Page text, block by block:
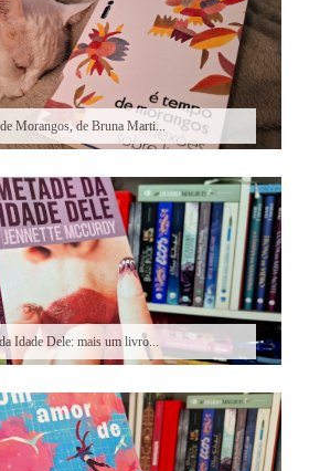
Morangos, de Bruna Marti...
Idade Dele: mais um livro...